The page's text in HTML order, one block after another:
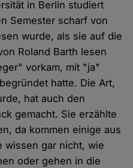
in Berlin studiert
Semester scharf von
wurde, als sie auf die
Roland Barth lesen
vorkam, mit "ja"
hatte. Die Art,
hat auch den
gemacht. Sie erzählte
da kommen einige aus
wissen gar nicht, wie
oder gehen in die